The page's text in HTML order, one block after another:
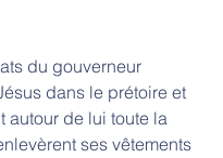
du gouverneur
dans le prétoire et
autour de lui toute la
ses vêtements